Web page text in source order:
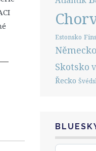
Estonsko
Německo
Skotsko
Řecko